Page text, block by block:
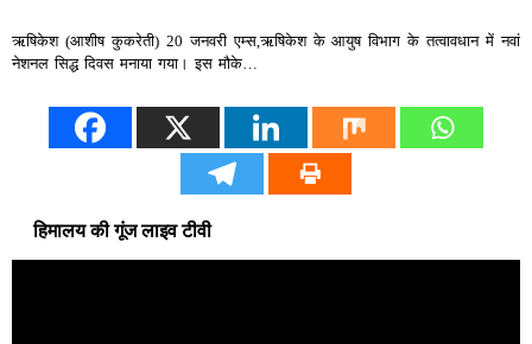
ऋषिकेश (आशीष कुकरेती) 20 जनवरी एम्स,ऋषिकेश के आयुष विभाग के तत्वावधान में नवां
नेशनल सिद्ध दिवस मनाया गया। इस मौके…
हिमालय की गूंज लाइव टीवी